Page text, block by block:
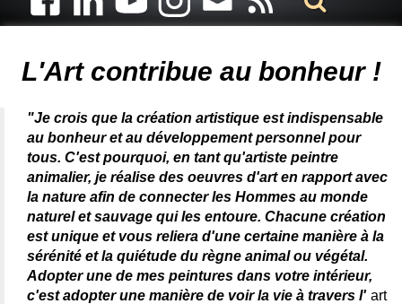
L'Art contribue au bonheur !
"Je crois que la création artistique est indispensable
au bonheur et au développement personnel pour
tous. C'est pourquoi, en tant qu'artiste peintre
animalier, je réalise des oeuvres d'art en rapport avec
la nature afin de connecter les Hommes au monde
naturel et sauvage qui les entoure. Chacune création
est unique et vous reliera d'une certaine manière à la
sérénité et la quiétude du règne animal ou végétal.
Adopter une de mes peintures dans votre intérieur,
c'est adopter une manière de voir la vie à travers l' art